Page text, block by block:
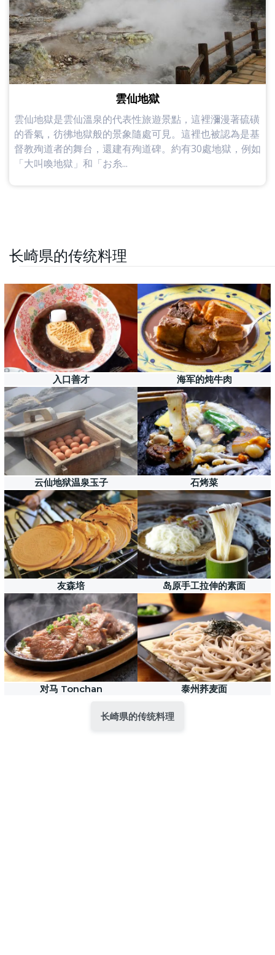
雲仙地獄
雲仙地獄是雲仙溫泉的代表性旅遊景點，這裡瀰漫著硫磺
的香氣，彷彿地獄般的景象隨處可見。這裡也被認為是基
督教殉道者的舞台，還建有殉道碑。約有30處地獄，例如
「大叫喚地獄」和「お糸...
长崎県的传统料理
入口善才 海军的炖牛肉
云仙地狱温泉玉子 石烤菜
友森培 岛原手工拉伸的素面
对马 Tonchan 泰州荞麦面
长崎県的传统料理